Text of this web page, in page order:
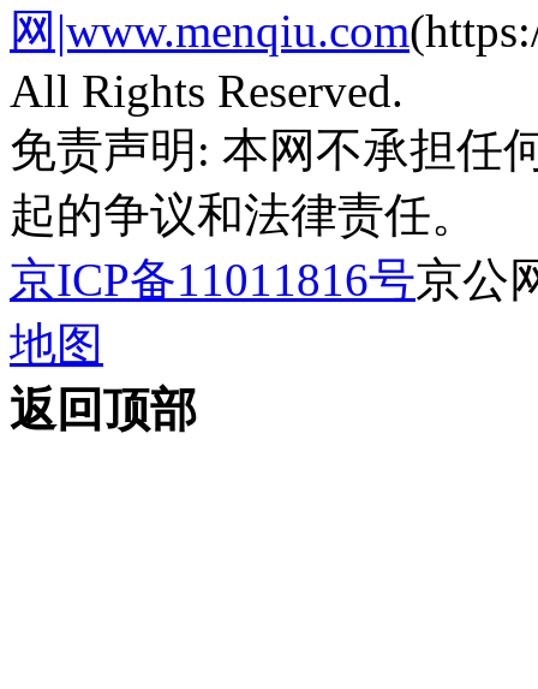
网|www.menqiu.com
All Rights Reserved.
免责声明: 本网不承担任
起的争议和法律责任。
京ICP备11011816号京公
地图
返回顶部